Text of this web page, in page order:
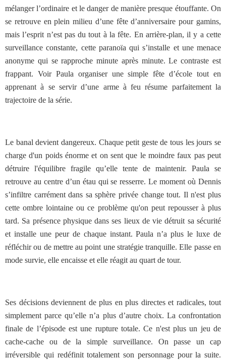
mélanger l’ordinaire et le danger de manière presque étouffante. On
se retrouve en plein milieu d’une fête d’anniversaire pour gamins,
mais l’esprit n’est pas du tout à la fête. En arrière-plan, il y a cette
surveillance constante, cette paranoïa qui s’installe et une menace
anonyme qui se rapproche minute après minute. Le contraste est
frappant. Voir Paula organiser une simple fête d’école tout en
apprenant à se servir d’une arme à feu résume parfaitement la
trajectoire de la série.
Le banal devient dangereux. Chaque petit geste de tous les jours se
charge d'un poids énorme et on sent que le moindre faux pas peut
détruire l'équilibre fragile qu’elle tente de maintenir. Paula se
retrouve au centre d’un étau qui se resserre. Le moment où Dennis
s’infiltre carrément dans sa sphère privée change tout. Il n'est plus
cette ombre lointaine ou ce problème qu'on peut repousser à plus
tard. Sa présence physique dans ses lieux de vie détruit sa sécurité
et installe une peur de chaque instant. Paula n’a plus le luxe de
réfléchir ou de mettre au point une stratégie tranquille. Elle passe en
mode survie, elle encaisse et elle réagit au quart de tour.
Ses décisions deviennent de plus en plus directes et radicales, tout
simplement parce qu’elle n’a plus d’autre choix. La confrontation
finale de l’épisode est une rupture totale. Ce n'est plus un jeu de
cache-cache ou de la simple surveillance. On passe un cap
irréversible qui redéfinit totalement son personnage pour la suite.